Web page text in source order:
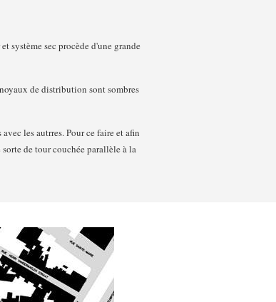
système sec procède d'une grande
de distribution sont sombres
les autrres. Pour ce faire et afin
de tour couchée parallèle à la